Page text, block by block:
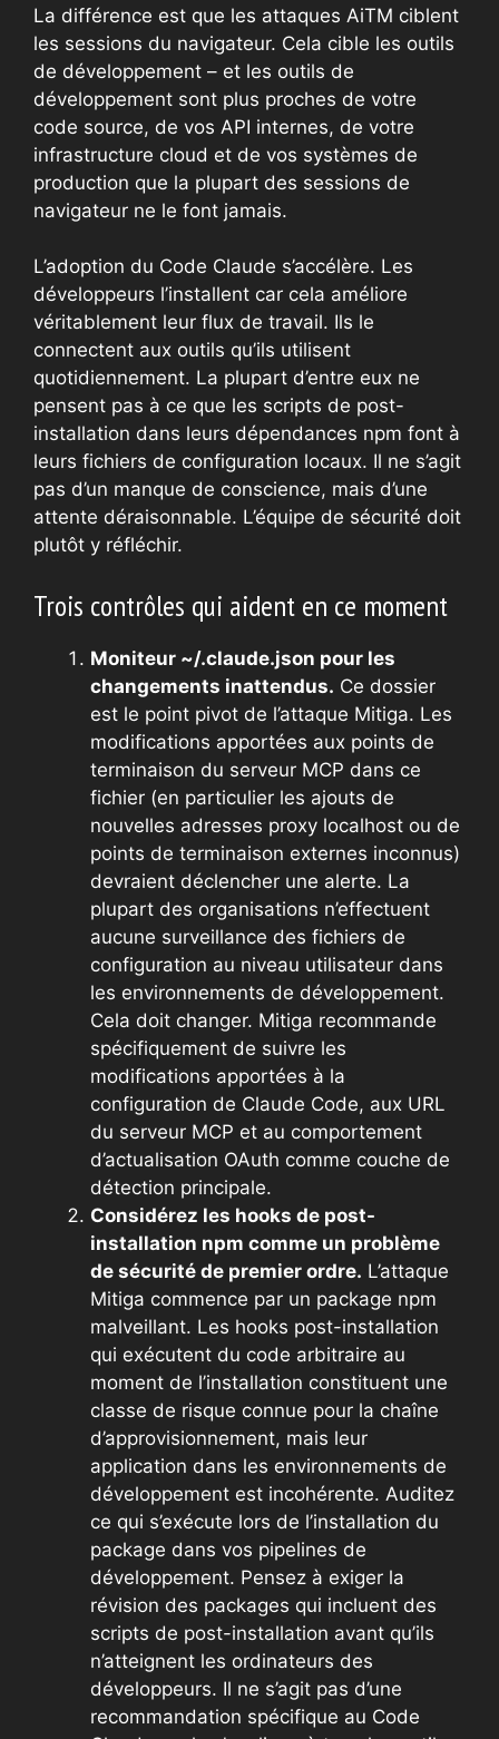
La différence est que les attaques AiTM ciblent
les sessions du navigateur. Cela cible les outils
de développement – ​​et les outils de
développement sont plus proches de votre
code source, de vos API internes, de votre
infrastructure cloud et de vos systèmes de
production que la plupart des sessions de
navigateur ne le font jamais.
L’adoption du Code Claude s’accélère. Les
développeurs l’installent car cela améliore
véritablement leur flux de travail. Ils le
connectent aux outils qu’ils utilisent
quotidiennement. La plupart d’entre eux ne
pensent pas à ce que les scripts de post-
installation dans leurs dépendances npm font à
leurs fichiers de configuration locaux. Il ne s’agit
pas d’un manque de conscience, mais d’une
attente déraisonnable. L’équipe de sécurité doit
plutôt y réfléchir.
Trois contrôles qui aident en ce moment
Moniteur ~/.claude.json pour les
changements inattendus. Ce dossier
est le point pivot de l’attaque Mitiga. Les
modifications apportées aux points de
terminaison du serveur MCP dans ce
fichier (en particulier les ajouts de
nouvelles adresses proxy localhost ou de
points de terminaison externes inconnus)
devraient déclencher une alerte. La
plupart des organisations n’effectuent
aucune surveillance des fichiers de
configuration au niveau utilisateur dans
les environnements de développement.
Cela doit changer. Mitiga recommande
spécifiquement de suivre les
modifications apportées à la
configuration de Claude Code, aux URL
du serveur MCP et au comportement
d’actualisation OAuth comme couche de
détection principale.
Considérez les hooks de post-
installation npm comme un problème
de sécurité de premier ordre. L’attaque
Mitiga commence par un package npm
malveillant. Les hooks post-installation
qui exécutent du code arbitraire au
moment de l’installation constituent une
classe de risque connue pour la chaîne
d’approvisionnement, mais leur
application dans les environnements de
développement est incohérente. Auditez
ce qui s’exécute lors de l’installation du
package dans vos pipelines de
développement. Pensez à exiger la
révision des packages qui incluent des
scripts de post-installation avant qu’ils
n’atteignent les ordinateurs des
développeurs. Il ne s’agit pas d’une
recommandation spécifique au Code